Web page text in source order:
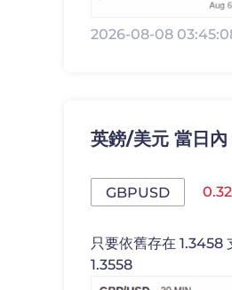
2026-08-08
英鎊/美元 當日
GBPUSD
只要依舊存在 1.3458
1.3558